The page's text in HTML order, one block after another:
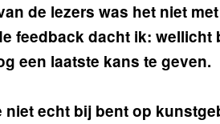
de lezers was het niet
feedback dacht ik: wellicht
een laatste kans te geven.
niet echt bij bent op